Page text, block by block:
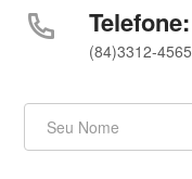
Telefone:
(84)3312-4565